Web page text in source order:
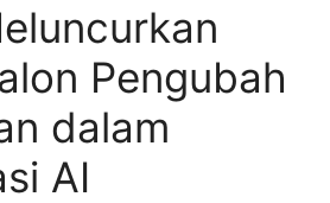
Pengubah
dalam
AI